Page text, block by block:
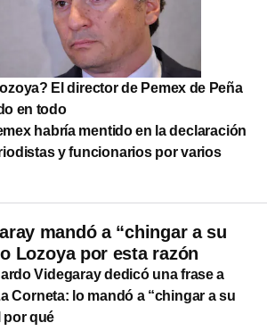
El director de Pemex de Peña
en todo
habría mentido en la declaración
y funcionarios por varios
mandó a “chingar a su
Lozoya por esta razón
Videgaray dedicó una frase a
Corneta: lo mandó a “chingar a su
por qué